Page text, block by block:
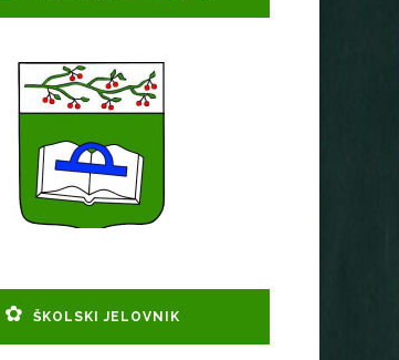
ŠKOLSKI JELOVNIK